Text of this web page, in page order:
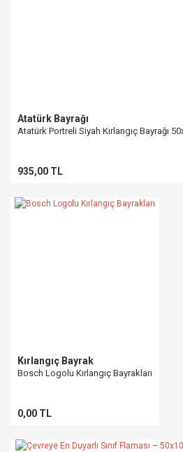
Atatürk Bayrağı
Atatürk Portreli Siyah Kırlangıç Bayrağı
935,00 TL
Kırlangıç Bayrak
Bosch Logolu Kırlangıç Bayrakları
0,00 TL